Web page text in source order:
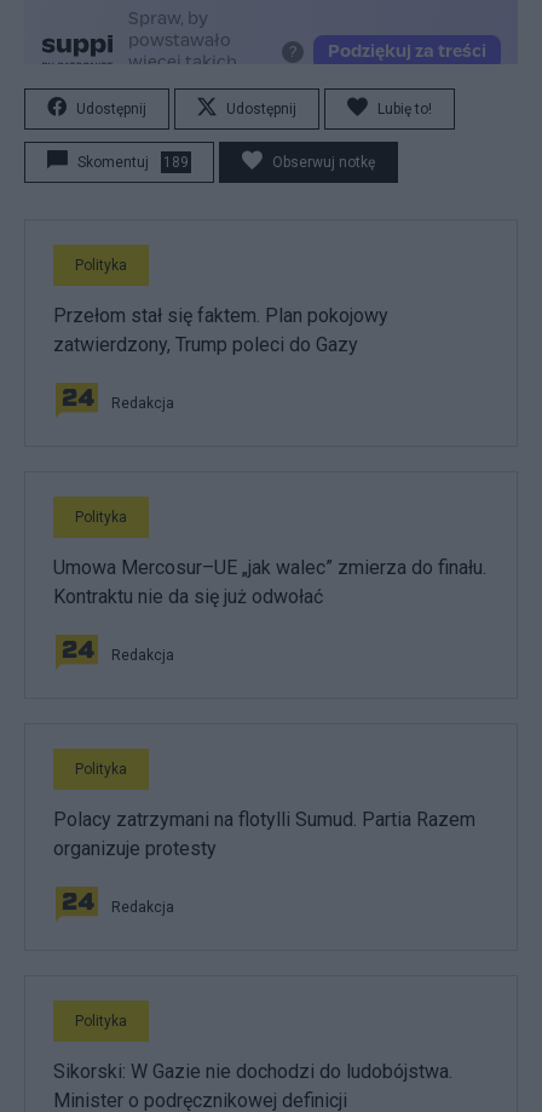
Udostępnij Udostępnij Lubię to!
Skomentuj 189 Obserwuj notkę
Polityka
Przełom stał się faktem. Plan pokojowy
zatwierdzony, Trump poleci do Gazy
Redakcja
Polityka
Umowa Mercosur–UE „jak walec” zmierza do finału.
Kontraktu nie da się już odwołać
Redakcja
Polityka
Polacy zatrzymani na flotylli Sumud. Partia Razem
organizuje protesty
Redakcja
Polityka
Sikorski: W Gazie nie dochodzi do ludobójstwa.
Minister o podręcznikowej definicji